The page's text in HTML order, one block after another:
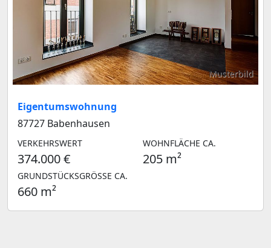
Musterbild
Eigentumswohnung
87727 Babenhausen
VERKEHRSWERT
374.000 €
WOHNFLÄCHE CA.
205 m²
GRUNDSTÜCKSGRÖSSE CA.
660 m²